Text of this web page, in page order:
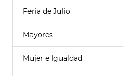
Feria de Julio
Mayores
Mujer e Igualdad